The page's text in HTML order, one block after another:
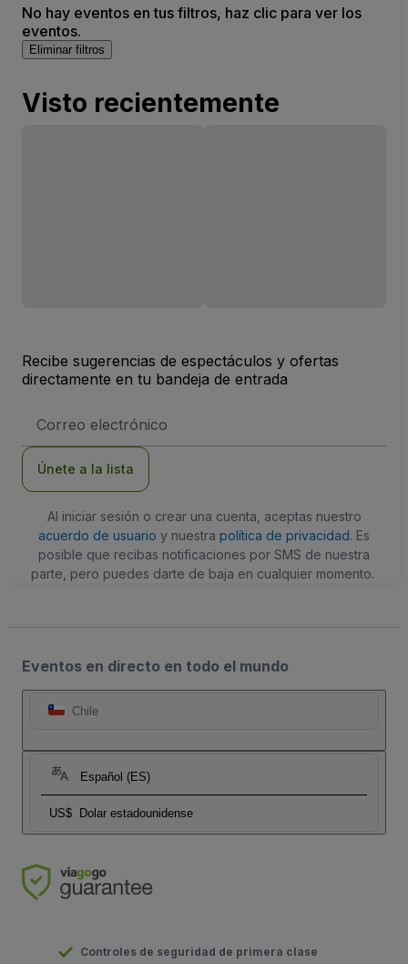
No hay eventos en tus filtros, haz clic para ver los
eventos.
Eliminar filtros
Visto recientemente
Recibe sugerencias de espectáculos y ofertas
directamente en tu bandeja de entrada
de
Únete a la lista
Al iniciar sesión o crear una cuenta, aceptas nuestro
acuerdo de usuario y nuestra política de privacidad. Es
posible que recibas notificaciones por SMS de nuestra
parte, pero puedes darte de baja en cualquier momento.
Eventos en directo en todo el mundo
Chile
Español (ES)
US$ Dolar estadounidense
Controles de seguridad de primera clase